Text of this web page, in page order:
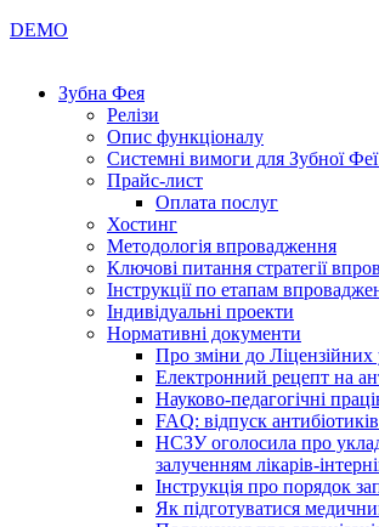
DEMO
Зубна Фея
Релізи
Опис функціоналу
Системні вимоги для Зубної
Прайс-лист
Оплата послуг
Хостинг
Методологія впровадження
Ключові питання стратегії
Інструкції по етапам
Індивідуальні проекти
Нормативні документи
Про зміни до Ліцензійних
Електронний рецепт на
Науково-педагогічні
FAQ: відпуск
НСЗУ оголосила про
залученням лікарів-
Інструкція про порядок
Як підготуватися